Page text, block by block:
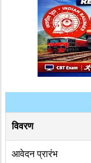
विवरण
आवेदन प्रारंभ